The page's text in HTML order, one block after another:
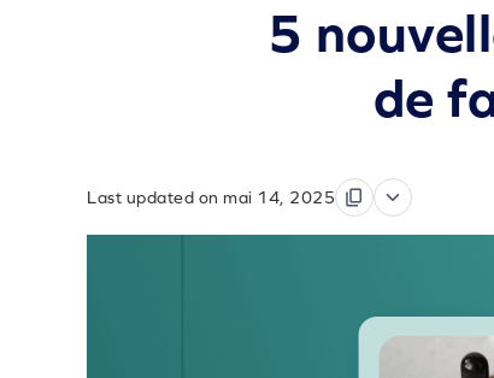
5
de
Last updated on mai 14, 2025